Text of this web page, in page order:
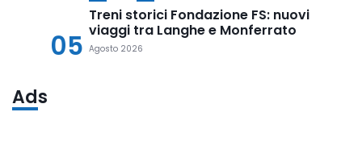
05
Treni storici Fondazione FS: nuovi
viaggi tra Langhe e Monferrato
Agosto 2026
Ads